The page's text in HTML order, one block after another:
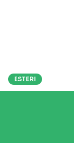
ESTERI